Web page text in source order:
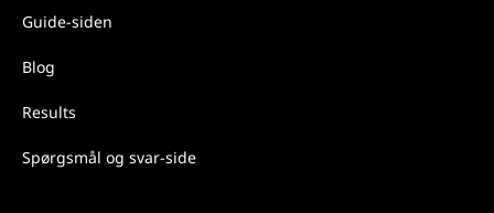
Guide-siden
Blog
Results
Spørgsmål og svar-side